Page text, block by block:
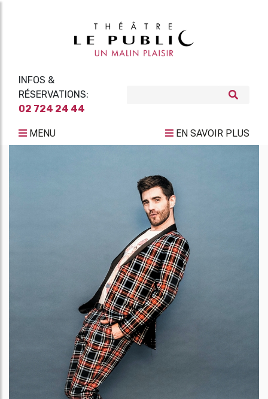
INFOS &
RÉSERVATIONS:
02 724 24 44
MENU EN SAVOIR PLUS